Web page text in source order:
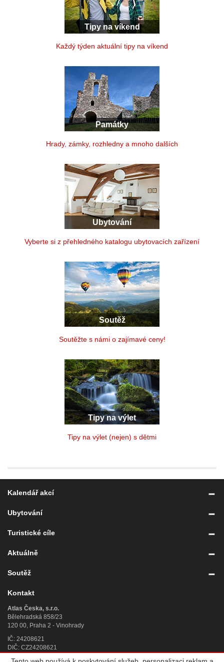
Tipy na víkend
Každý týden aktuální tipy na víkend
Památky
Hrady, zámky, rozhledny a mnoho dalších
Ubytování
Vyberte si z přehledného katalogu ubytovacích zařízení
Soutěž
Soutěžte s námi o zajímavé ceny!
Tipy na výlet
Tipy na výlet (nejen) s dětmi
Kalendář akcí
Ubytování
Turistické cíle
Aktuálně
Soutěž
Kontakt
Atlas Česka, s.r.o.
Bělehradská 858/23
120 00, Praha 2 - Vinohrady
IČ: 24208621
DIČ: CZ24208621